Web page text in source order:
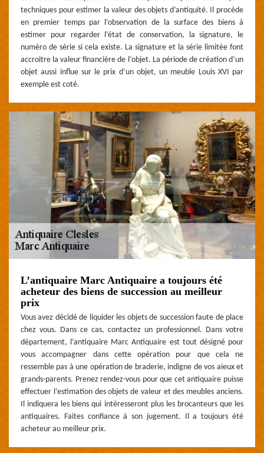
techniques pour estimer la valeur des objets d’antiquité. Il procède
en premier temps par l’observation de la surface des biens à
estimer pour regarder l’état de conservation, la signature, le
numéro de série si cela existe. La signature et la série limitée font
accroitre la valeur financière de l’objet. La période de création d’un
objet aussi influe sur le prix d’un objet, un meuble Louis XVI par
exemple est coté.
L’antiquaire Marc Antiquaire a toujours été
acheteur des biens de succession au meilleur
prix
Vous avez décidé de liquider les objets de succession faute de place
chez vous. Dans ce cas, contactez un professionnel. Dans votre
département, l’antiquaire Marc Antiquaire est tout désigné pour
vous accompagner dans cette opération pour que cela ne
ressemble pas à une opération de braderie, indigne de vos aïeux et
grands-parents. Prenez rendez-vous pour que cet antiquaire puisse
effectuer l’estimation des objets de valeur et des meubles anciens.
Il indiquera les biens qui intéresseront plus les brocanteurs que les
antiquaires. Faites confiance à son jugement. Il a toujours été
acheteur au meilleur prix.